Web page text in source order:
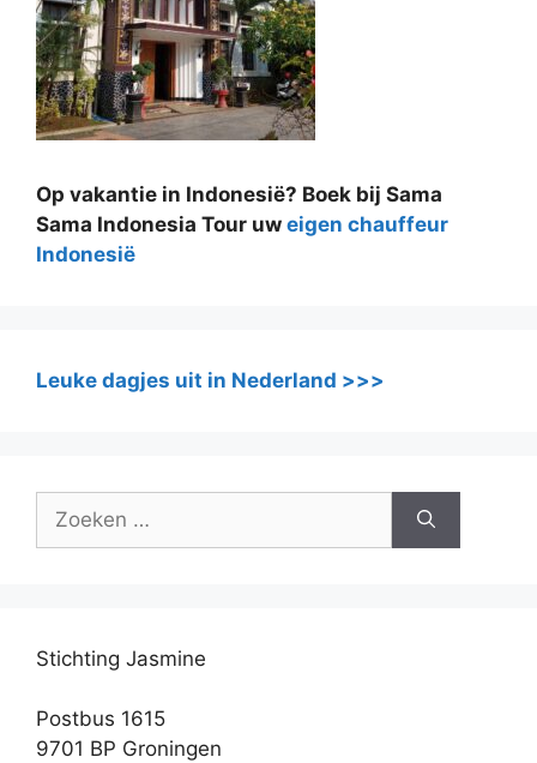
Op vakantie in Indonesië? Boek bij Sama
Sama Indonesia Tour uw eigen chauffeur
Indonesië
Leuke dagjes uit in Nederland >>>
naar:
Stichting Jasmine
Postbus 1615
9701 BP Groningen